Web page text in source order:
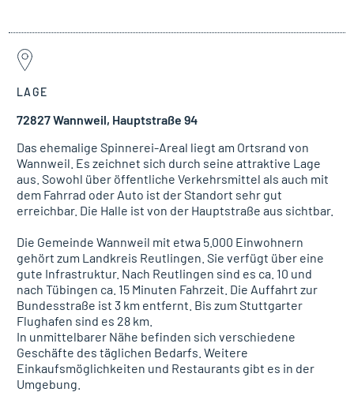
LAGE
72827 Wannweil, Hauptstraße 94
Das ehemalige Spinnerei-Areal liegt am Ortsrand von
Wannweil. Es zeichnet sich durch seine attraktive Lage
aus. Sowohl über öffentliche Verkehrsmittel als auch mit
dem Fahrrad oder Auto ist der Standort sehr gut
erreichbar. Die Halle ist von der Hauptstraße aus sichtbar.
Die Gemeinde Wannweil mit etwa 5.000 Einwohnern
gehört zum Landkreis Reutlingen. Sie verfügt über eine
gute Infrastruktur. Nach Reutlingen sind es ca. 10 und
nach Tübingen ca. 15 Minuten Fahrzeit. Die Auffahrt zur
Bundesstraße ist 3 km entfernt. Bis zum Stuttgarter
Flughafen sind es 28 km.
In unmittelbarer Nähe befinden sich verschiedene
Geschäfte des täglichen Bedarfs. Weitere
Einkaufsmöglichkeiten und Restaurants gibt es in der
Umgebung.